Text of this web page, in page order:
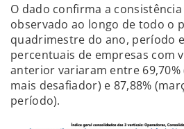
O dado confirma a
observado ao longo de todo o
quadrimestre do ano, período
percentuais de empresas com
anterior variaram entre 69,70%
mais desafiador) e 87,88%
período).